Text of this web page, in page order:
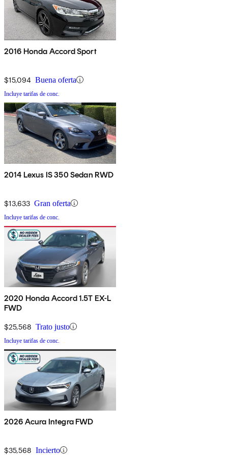
2016 Honda Accord Sport
$15,094 Buena oferta
Incluye tarifas de conc.
2014 Lexus IS 350 Sedan RWD
$13,633 Gran oferta
Incluye tarifas de conc.
2020 Honda Accord 1.5T EX-L
FWD
$25,568 Trato justo
Incluye tarifas de conc.
2026 Acura Integra FWD
$35,568 Incierto